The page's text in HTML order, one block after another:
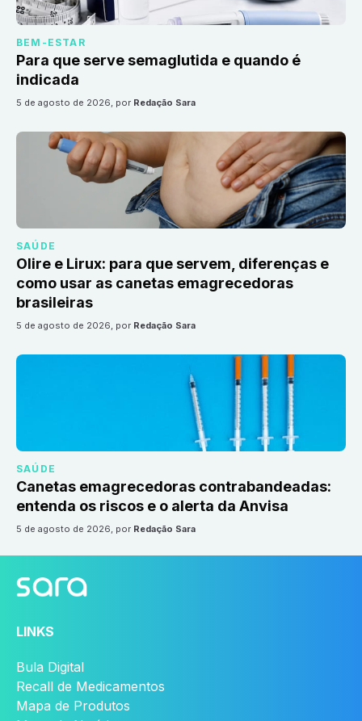
BEM-ESTAR
Para que serve semaglutida e quando é
indicada
5 de agosto de 2026, por Redação Sara
SAÚDE
Olire e Lirux: para que servem, diferenças e
como usar as canetas emagrecedoras
brasileiras
5 de agosto de 2026, por Redação Sara
SAÚDE
Canetas emagrecedoras contrabandeadas:
entenda os riscos e o alerta da Anvisa
5 de agosto de 2026, por Redação Sara
LINKS
Bula Digital
Recall de Medicamentos
Mapa de Produtos